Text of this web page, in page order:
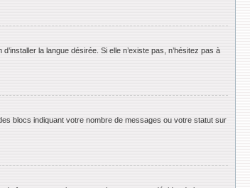
la langue désirée. Si elle n’existe pas, n’hésitez pas à
blocs indiquant votre nombre de messages ou votre statut sur